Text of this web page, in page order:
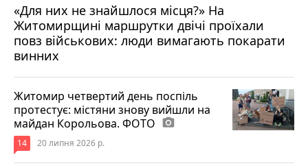
«Для них не знайшлося місця?» На
Житомирщині маршрутки двічі проїхали
повз військових: люди вимагають покарати
винних
17 липня 2026 р.
Житомир четвертий день поспіль
протестує: містяни знову вийшли на
майдан Корольова. ФОТО photo_camera
14 20 липня 2026 р.